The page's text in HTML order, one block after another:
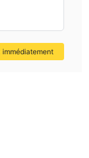
immédiatement